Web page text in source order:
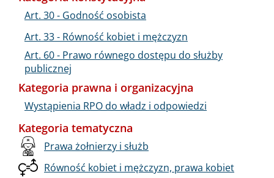
Art. 30 - Godność osobista
Art. 33 - Równość kobiet i mężczyzn
Art. 60 - Prawo równego dostępu do służby
publicznej
Kategoria prawna i organizacyjna
Wystąpienia RPO do władz i odpowiedzi
Kategoria tematyczna
Prawa żołnierzy i służb
Równość kobiet i mężczyzn, prawa kobiet